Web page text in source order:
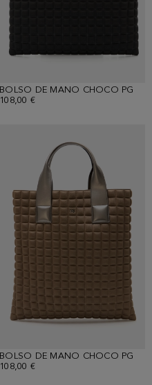
BOLSO DE MANO CHOCO PG
108,00 €
BOLSO DE MANO CHOCO PG
108,00 €